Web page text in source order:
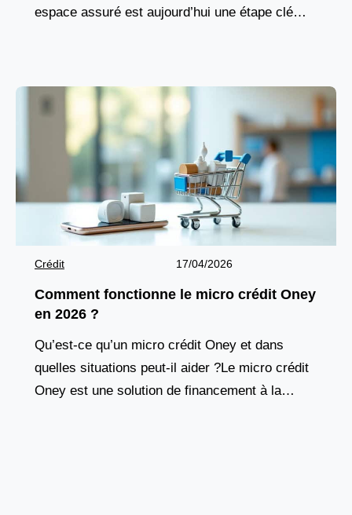
espace assuré est aujourd’hui une étape clé
Crédit 17/04/2026
Comment fonctionne le micro crédit Oney
en 2026 ?
Qu’est-ce qu’un micro crédit Oney et dans
quelles situations peut-il aider ?Le micro crédit
Oney est une solution de financement à la